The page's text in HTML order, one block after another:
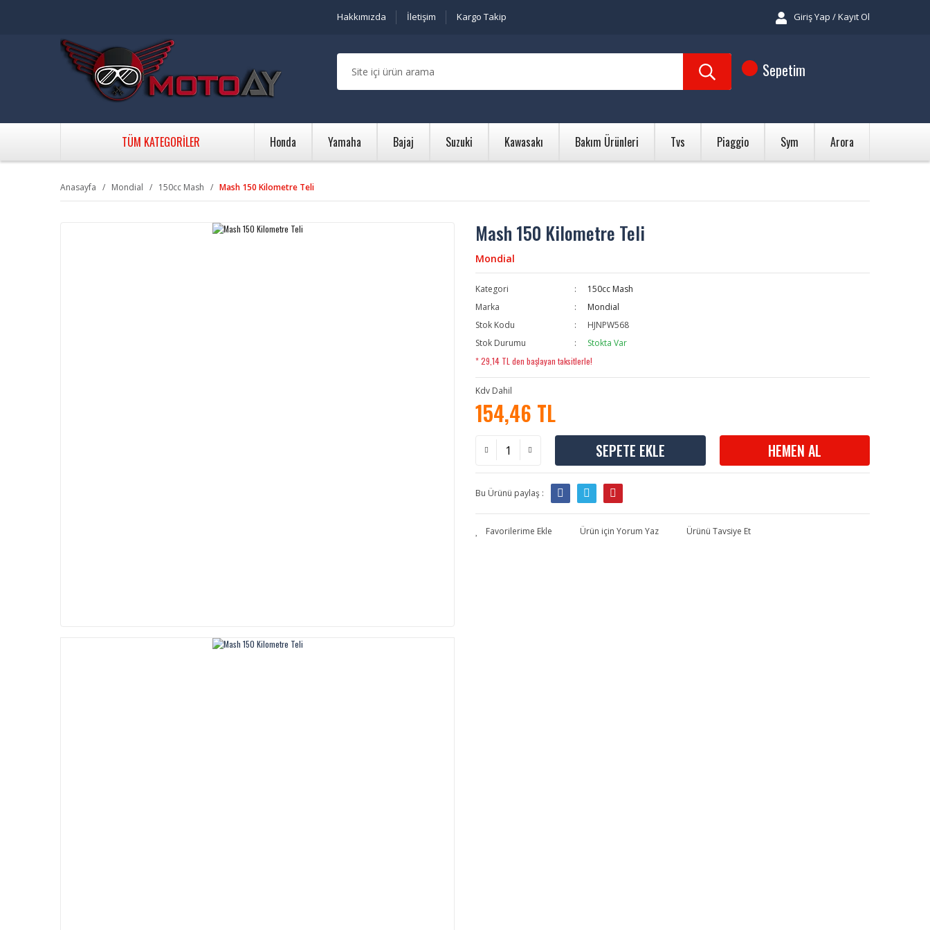
Hakkımızda İletişim Kargo Takip Giriş Yap / Kayıt Ol
Sepetim
TÜM KATEGORİLER Honda Yamaha Bajaj Suzuki Kawasakı Bakım Ürünleri Tvs Piaggio Sym Arora
Anasayfa Mondial 150cc Mash Mash 150 Kilometre Teli
Mash 150 Kilometre Teli
Mondial
Kategori
150cc Mash
Marka
Mondial
Stok Kodu
HJNPW568
Stok Durumu
Stokta Var
* 29,14 TL den başlayan taksitlerle!
Kdv Dahil
154,46 TL
SEPETE EKLE HEMEN AL
Bu Ürünü paylaş :
Ürün için Yorum Yaz Ürünü Tavsiye Et